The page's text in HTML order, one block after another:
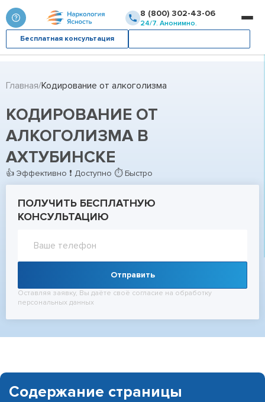
8 (800) 302-43-06
24/7. Анонимно.
Бесплатная консультация
Главная Кодирование от алкоголизма
КОДИРОВАНИЕ ОТ
АЛКОГОЛИЗМА В
АХТУБИНСКЕ
👍 Эффективно ❗ Доступно ⏱ Быстро
ПОЛУЧИТЬ БЕСПЛАТНУЮ
КОНСУЛЬТАЦИЮ
Отправить
Оставляя заявку, Вы даёте своё согласие на обработку
персональных данных
Содержание страницы